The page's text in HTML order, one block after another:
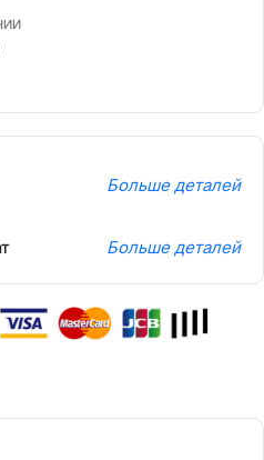
Больше деталей
Больше деталей